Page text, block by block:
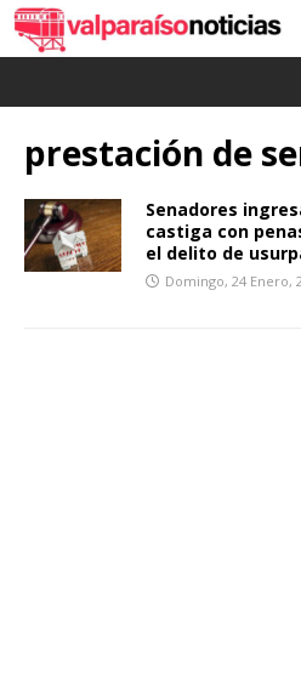
prestación de
Senadores
castiga con
el delito de
Domingo, 24 Enero,